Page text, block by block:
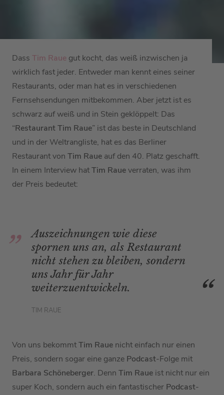
Dass Tim Raue gut kocht, das weiß inzwischen ja
wirklich fast jeder. Entweder man kennt eines seiner
Restaurants, oder man hat es in verschiedenen
Fernsehsendungen mitbekommen. Aber jetzt ist es
schwarz auf weiß und in Stein geklöppelt: Das
“Restaurant Tim Raue” ist das beste in Deutschland
und in der Weltrangliste, hat es das Berliner
Restaurant von Tim Raue auf den 40. Platz geschafft.
In einem Interview hatTim Raueverraten, was ihm
der Preis bedeutet:
Auszeichnungen wie diese
spornen uns an, als Restaurant
nicht stehen zu bleiben, sondern
uns Jahr für Jahr
weiterzuentwickeln.
TIM RAUE
Von uns bekommtTim Raue nicht einfach nur einen
Preis, sondern sogar eine ganze Podcast-Folge mit
Barbara Schöneberger. Denn Tim Raue ist nicht nur ein
super Koch, sondern auch ein fantastischer Podcast-